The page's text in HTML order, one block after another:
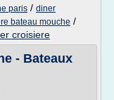
paris / diner
bateau mouche /
croisiere
- Bateaux